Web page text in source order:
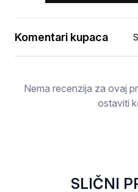
Komentari kupaca
Nema recenzija za ovaj
ostaviti
SLIČNI